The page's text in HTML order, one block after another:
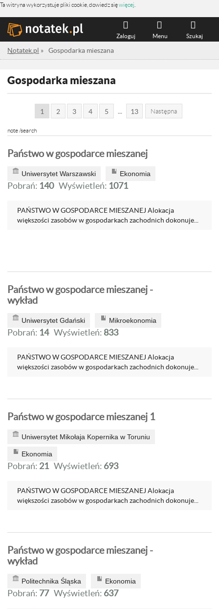
Ta witryna wykorzystuje pliki cookie, dowiedz sięwięcej
Szukaj
Menu
Zaloguj
Notatek.pl » Gospodarka mieszana
Gospodarka mieszana
1 2 3 4 5 13 Następna
note /search
Państwo w gospodarce mieszanej
Uniwersytet Warszawski Ekonomia
Pobrań: 140 Wyświetleń: 1071
PAŃSTWO W GOSPODARCE MIESZANEJ Alokacja
większości zasobów w gospodarkach zachodnich dokonuje...
Państwo w gospodarce mieszanej -
wykład
Uniwersytet Gdański Mikroekonomia
Pobrań: 14 Wyświetleń: 833
PAŃSTWO W GOSPODARCE MIESZANEJ Alokacja
większości zasobów w gospodarkach zachodnich dokonuje...
Państwo w gospodarce mieszanej 1
Uniwersytet Mikołaja Kopernika w Toruniu
Ekonomia
Pobrań: 21 Wyświetleń: 693
PAŃSTWO W GOSPODARCE MIESZANEJ Alokacja
większości zasobów w gospodarkach zachodnich dokonuje...
Państwo w gospodarce mieszanej -
wykład
Politechnika Śląska Ekonomia
Pobrań: 77 Wyświetleń: 637